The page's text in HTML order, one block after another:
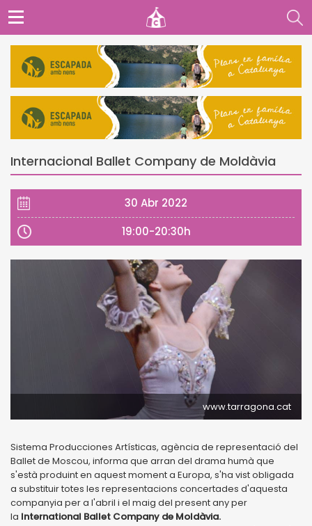
Internacional Ballet Company de Moldàvia
30 Abr 2022
19:00-20:30h
www.tarragona.cat
Sistema Producciones Artísticas, agència de representació del
Ballet de Moscou, informa que arran del drama humà que
s'està produint en aquest moment a Europa, s'ha vist obligada
a substituir totes les representacions concertades d'aquesta
companyia per a l'abril i el maig del present any per
la International Ballet Company de Moldàvia.